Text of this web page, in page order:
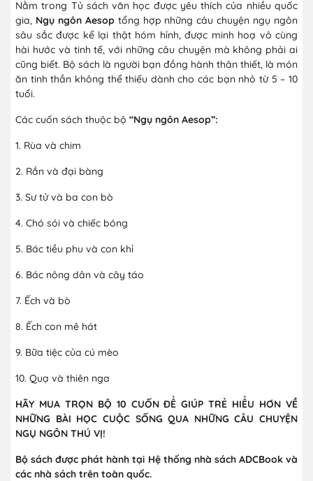
Nằm trong Tủ sách văn học được yêu thích của nhiều quốc
gia, Ngụ ngôn Aesoptổng hợp những câu chuyện ngụ ngôn
sâu sắc được kể lại thật hóm hỉnh, được minh hoạ vô cùng
hài hước và tinh tế, với những câu chuyện mà không phải ai
cũng biết. Bộ sách là người bạn đồng hành thân thiết, là món
ăn tinh thần không thể thiếu dành cho các bạn nhỏ từ 5 – 10
tuổi.
Các cuốn sách thuộc bộ “Ngụ ngôn Aesop”:
1. Rùa và chim
2. Rắn và đại bàng
3. Sư tử và ba con bò
4. Chó sói và chiếc bóng
5. Bác tiều phu và con khỉ
6. Bác nông dân và cây táo
7. Ếch và bò
8. Ếch con mê hát
9. Bữa tiệc của cú mèo
10. Quạ và thiên nga
HÃY MUA TRỌN BỘ 10 CUỐN ĐỂ GIÚP TRẺ HIỂU HƠN VỀ
NHỮNG BÀI HỌC CUỘC SỐNG QUA NHỮNG CÂU CHUYỆN
NGỤ NGÔN THÚ VỊ!
Bộ sách được phát hành tại Hệ thống nhà sách ADCBook và
các nhà sách trên toàn quốc.